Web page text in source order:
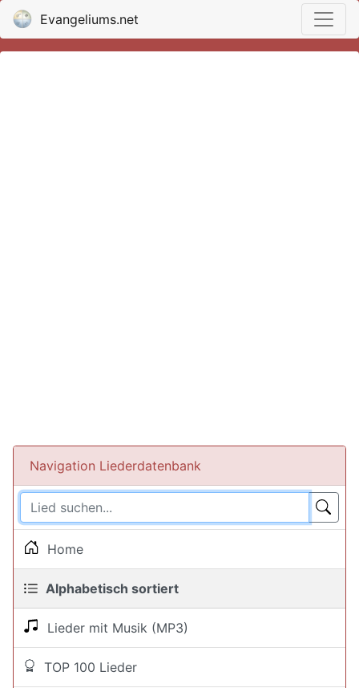
Evangeliums.net
Navigation Liederdatenbank
Home
Alphabetisch sortiert
Lieder mit Musik (MP3)
TOP 100 Lieder